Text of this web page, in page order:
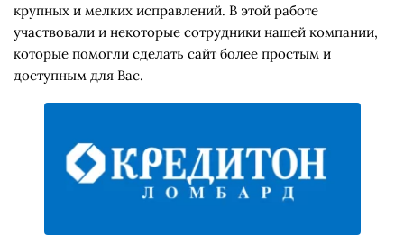
крупных и мелких исправлений. В этой работе
участвовали и некоторые сотрудники нашей компании,
которые помогли сделать сайт более простым и
доступным для Вас.